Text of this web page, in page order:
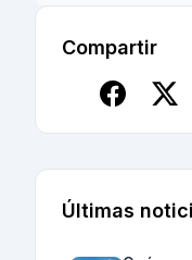
Compartir
Últimas